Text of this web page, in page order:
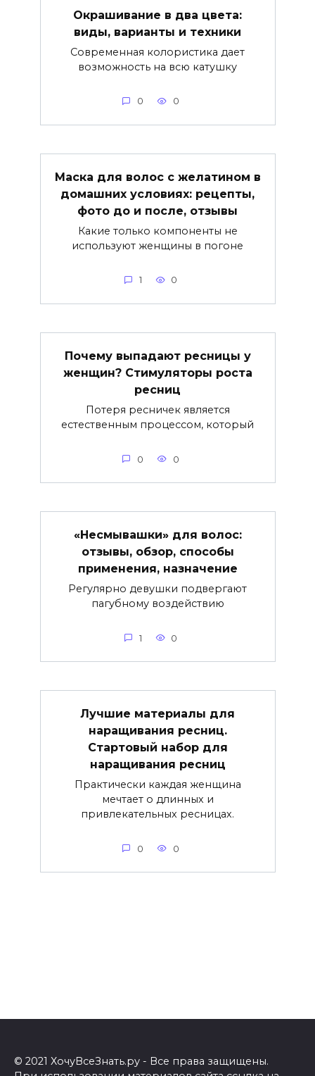
Окрашивание в два цвета:
виды, варианты и техники
Современная колористика дает
возможность на всю катушку
0 0
Маска для волос с желатином в
домашних условиях: рецепты,
фото до и после, отзывы
Какие только компоненты не
используют женщины в погоне
1 0
Почему выпадают ресницы у
женщин? Стимуляторы роста
ресниц
Потеря ресничек является
естественным процессом, который
0 0
«Несмывашки» для волос:
отзывы, обзор, способы
применения, назначение
Регулярно девушки подвергают
пагубному воздействию
1 0
Лучшие материалы для
наращивания ресниц.
Стартовый набор для
наращивания ресниц
Практически каждая женщина
мечтает о длинных и
привлекательных ресницах.
0 0
© 2021 ХочуВсеЗнать.ру - Все права защищены.